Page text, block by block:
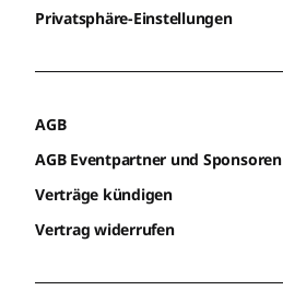
Privatsphäre-Einstellungen
AGB
AGB Eventpartner und Sponsoren
Verträge kündigen
Vertrag widerrufen